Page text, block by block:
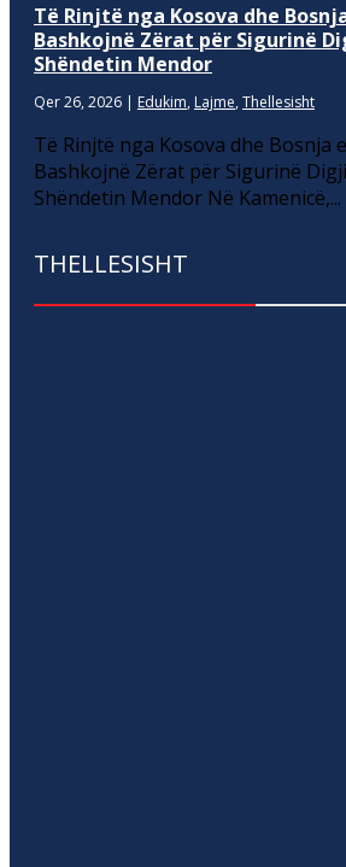
Të Rinjtë nga Kosova dhe
Bashkojnë Zërat për Sigurinë
Shëndetin Mendor
Qer 26, 2026 | Edukim, Lajme, Thellesisht
Të Rinjtë nga Kosova dhe Bosnja
Bashkojnë Zërat për Sigurinë
Shëndetin Mendor Në Kamenicë,...
THELLESISHT